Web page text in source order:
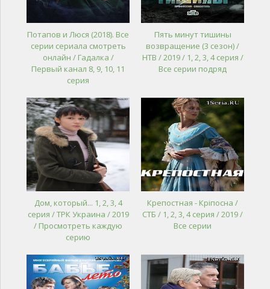
Потапов и Люся (2018). Все
серии сериала смотреть
онлайн / Гадалка /
Первый канал 8, 9, 10, 11
серия
Пять минут тишины
возвращение (3 сезон) /
НТВ / 2019 / 1, 2, 3, 4 серия /
Все серии подряд
Дом, который... 1, 2, 3, 4
серия / ТРК Украина / 2019
/ Просмотреть каждую
серию
Крепостная - Кріпосна /
СТБ / 1, 2, 3, 4 серия / 2019 /
Все серии